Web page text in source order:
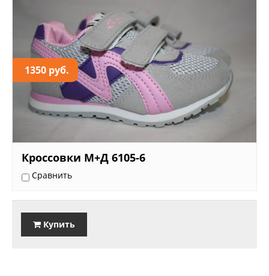
1350 руб.
Кроссовки М+Д 6105-6
Сравнить
Купить